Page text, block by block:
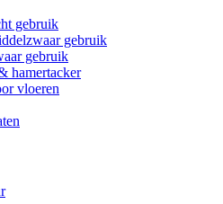
gebruik
gebruik
gebruik
hamertacker
vloeren